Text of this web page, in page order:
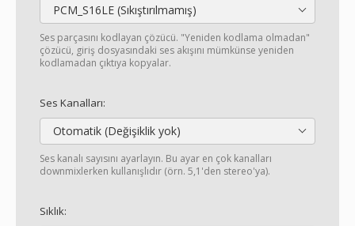
PCM_S16LE (Sıkıştırılmamış)
Ses parçasını kodlayan çözücü. "Yeniden kodlama olmadan"
çözücü, giriş dosyasındaki ses akışını mümkünse yeniden
kodlamadan çıktıya kopyalar.
Ses Kanalları:
Otomatik (Değişiklik yok)
Ses kanalı sayısını ayarlayın. Bu ayar en çok kanalları
downmixlerken kullanışlıdır (örn. 5,1'den stereo'ya).
Sıklık: